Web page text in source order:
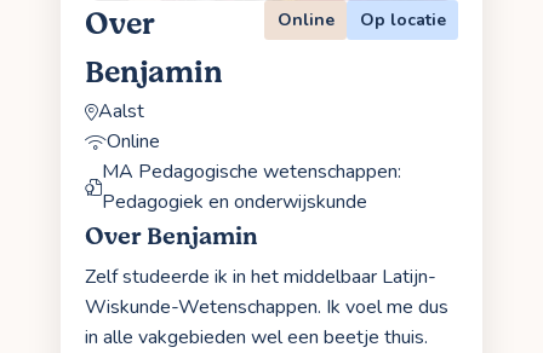
Over
Benjamin
Online Op locatie
Aalst
Online
MA Pedagogische wetenschappen:
Pedagogiek en onderwijskunde
Over Benjamin
Zelf studeerde ik in het middelbaar Latijn-
Wiskunde-Wetenschappen. Ik voel me dus
in alle vakgebieden wel een beetje thuis.